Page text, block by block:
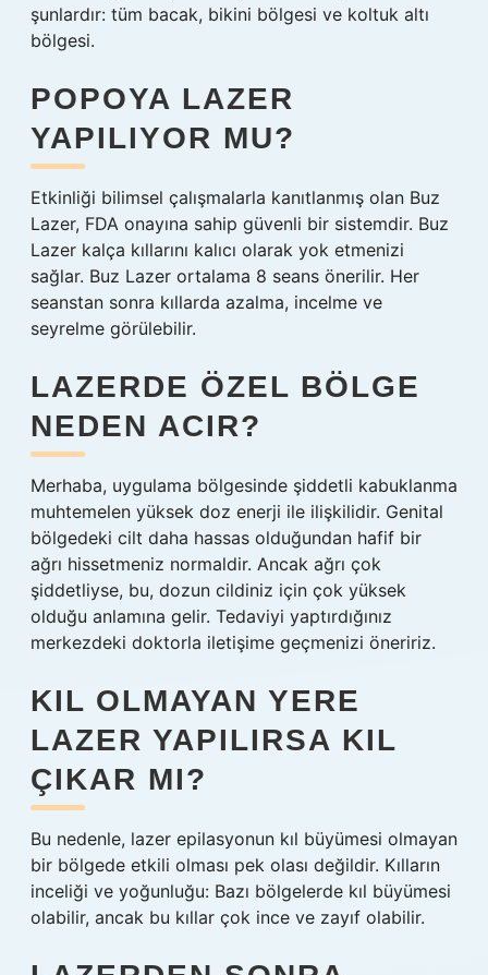
şunlardır: tüm bacak, bikini bölgesi ve koltuk altı
bölgesi.
POPOYA LAZER
YAPILIYOR MU?
Etkinliği bilimsel çalışmalarla kanıtlanmış olan Buz
Lazer, FDA onayına sahip güvenli bir sistemdir. Buz
Lazer kalça kıllarını kalıcı olarak yok etmenizi
sağlar. Buz Lazer ortalama 8 seans önerilir. Her
seanstan sonra kıllarda azalma, incelme ve
seyrelme görülebilir.
LAZERDE ÖZEL BÖLGE
NEDEN ACIR?
Merhaba, uygulama bölgesinde şiddetli kabuklanma
muhtemelen yüksek doz enerji ile ilişkilidir. Genital
bölgedeki cilt daha hassas olduğundan hafif bir
ağrı hissetmeniz normaldir. Ancak ağrı çok
şiddetliyse, bu, dozun cildiniz için çok yüksek
olduğu anlamına gelir. Tedaviyi yaptırdığınız
merkezdeki doktorla iletişime geçmenizi öneririz.
KIL OLMAYAN YERE
LAZER YAPILIRSA KIL
ÇIKAR MI?
Bu nedenle, lazer epilasyonun kıl büyümesi olmayan
bir bölgede etkili olması pek olası değildir. Kılların
inceliği ve yoğunluğu: Bazı bölgelerde kıl büyümesi
olabilir, ancak bu kıllar çok ince ve zayıf olabilir.